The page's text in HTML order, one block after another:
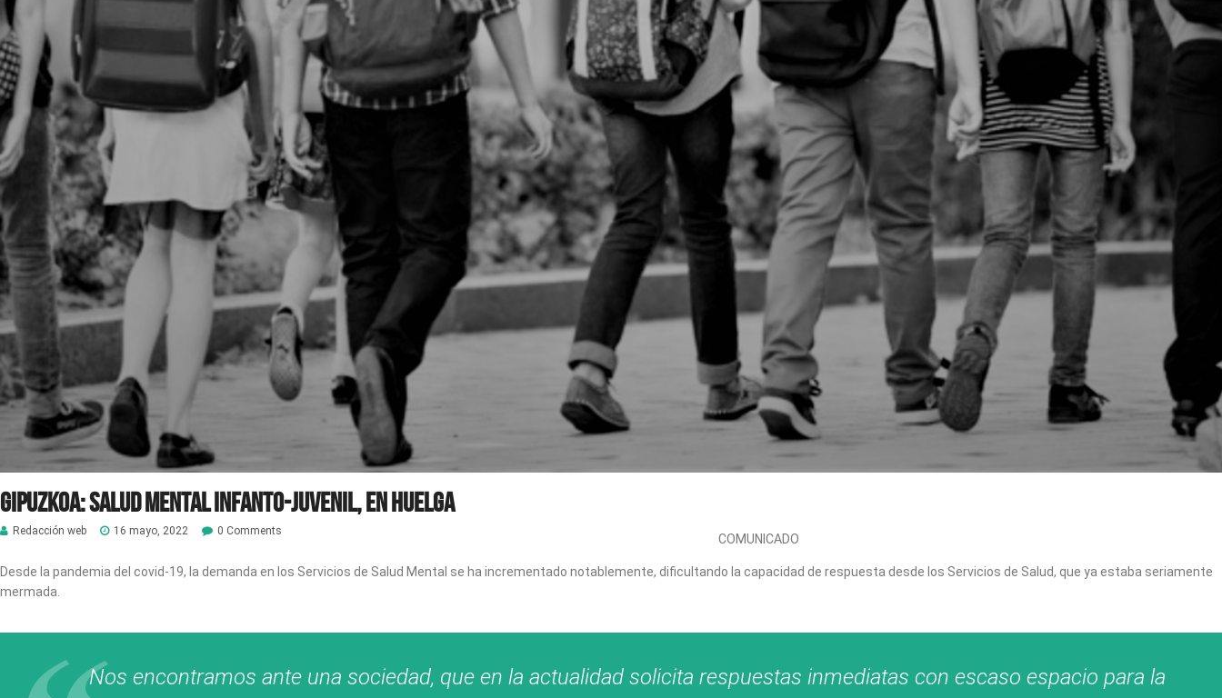
Gipuzkoa: Salud mental infanto-juvenil, en huelga
Redacción web 16 mayo, 2022 0 Comments
COMUNICADO
Desde la pandemia del covid-19, la demanda en los Servicios de Salud Mental se ha incrementado notablemente, dificultando la capacidad de respuesta desde los Servicios de Salud, que ya estaba seriamente
mermada.
Nos encontramos ante una sociedad, que en la actualidad solicita respuestas inmediatas con escaso espacio para la